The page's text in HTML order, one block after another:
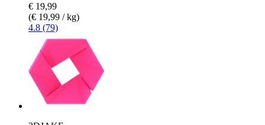
€ 19,99
(€ 19,99 / kg)
4.8 (79)